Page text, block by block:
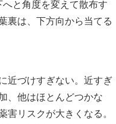
と角度を変えて散布す
裏は、下方向から当てる
近づけすぎない。近すぎ
、他はほとんどつかな
害リスクが大きくなる。